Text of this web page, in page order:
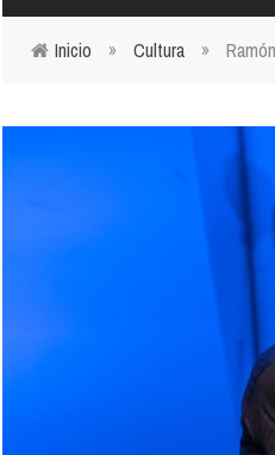
Inicio » Cultura »